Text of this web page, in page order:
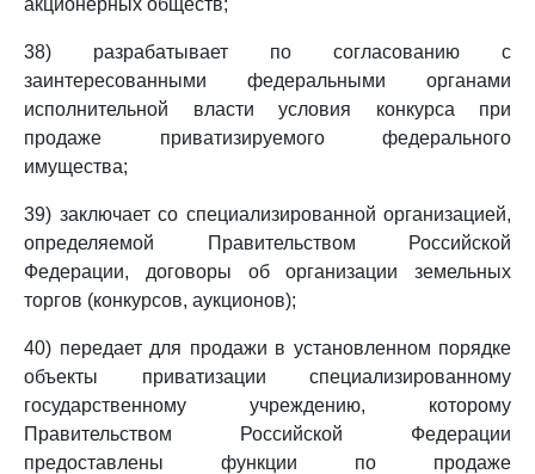
акционерных обществ;
38) разрабатывает по согласованию с
заинтересованными федеральными органами
исполнительной власти условия конкурса при
продаже приватизируемого федерального
имущества;
39) заключает со специализированной организацией,
определяемой Правительством Российской
Федерации, договоры об организации земельных
торгов (конкурсов, аукционов);
40) передает для продажи в установленном порядке
объекты приватизации специализированному
государственному учреждению, которому
Правительством Российской Федерации
предоставлены функции по продаже